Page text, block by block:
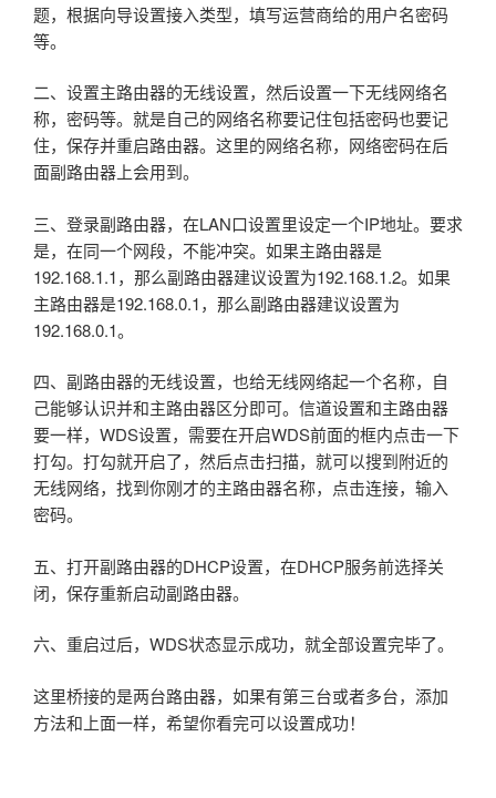
题，根据向导设置接入类型，填写运营商给的用户名密码
等。
二、设置主路由器的无线设置，然后设置一下无线网络名
称，密码等。就是自己的网络名称要记住包括密码也要记
住，保存并重启路由器。这里的网络名称，网络密码在后
面副路由器上会用到。
三、登录副路由器，在LAN口设置里设定一个IP地址。要求
是，在同一个网段，不能冲突。如果主路由器是
192.168.1.1，那么副路由器建议设置为192.168.1.2。如果
主路由器是192.168.0.1，那么副路由器建议设置为
192.168.0.1。
四、副路由器的无线设置，也给无线网络起一个名称，自
己能够认识并和主路由器区分即可。信道设置和主路由器
要一样，WDS设置，需要在开启WDS前面的框内点击一下
打勾。打勾就开启了，然后点击扫描，就可以搜到附近的
无线网络，找到你刚才的主路由器名称，点击连接，输入
密码。
五、打开副路由器的DHCP设置，在DHCP服务前选择关
闭，保存重新启动副路由器。
六、重启过后，WDS状态显示成功，就全部设置完毕了。
这里桥接的是两台路由器，如果有第三台或者多台，添加
方法和上面一样，希望你看完可以设置成功！